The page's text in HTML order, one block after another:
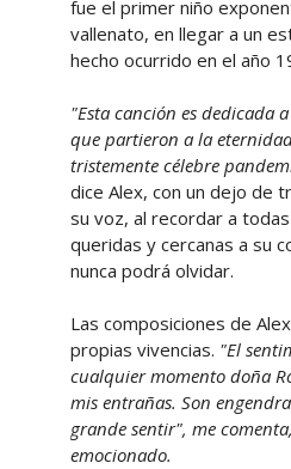
fue el primer niño
vallenato, en llegar a un
hecho ocurrido en el año
"Esta canción es dedicada
que partieron a la
tristemente célebre
dice Alex, con un dejo de
su voz, al recordar a
queridas y cercanas a su
nunca podrá olvidar.
Las composiciones de
propias vivencias. "El
cualquier momento doña
mis entrañas. Son
grande sentir", me
emocionado.